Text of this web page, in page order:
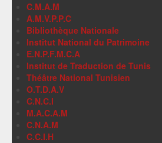
C.M.A.M
A.M.V.P.P.C
Bibliothèque Nationale
Institut National du Patrimoine
E.N.P.F.M.C.A
Institut de Traduction de Tunis
Théâtre National Tunisien
O.T.D.A.V
C.N.C.I
M.A.C.A.M
C.N.A.M
C.C.I.H